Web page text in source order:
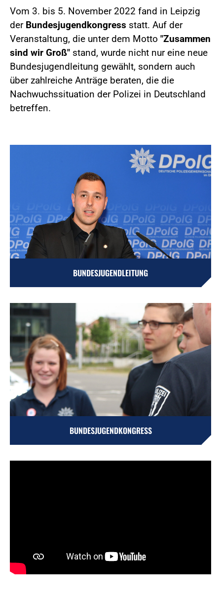
Vom 3. bis 5. November 2022 fand in Leipzig
der Bundesjugendkongress statt. Auf der
Veranstaltung, die unter dem Motto "Zusammen
sind wir Groß" stand, wurde nicht nur eine neue
Bundesjugendleitung gewählt, sondern auch
über zahlreiche Anträge beraten, die die
Nachwuchssituation der Polizei in Deutschland
betreffen.
BUNDESJUGENDLEITUNG
BUNDESJUGENDKONGRESS